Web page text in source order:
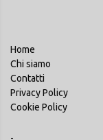
Home
Chi siamo
Contatti
Privacy Policy
Cookie Policy